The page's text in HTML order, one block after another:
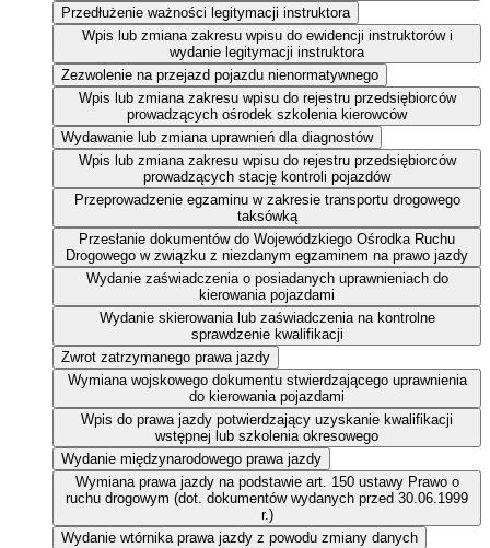
Przedłużenie ważności legitymacji instruktora
Wpis lub zmiana zakresu wpisu do ewidencji instruktorów i
wydanie legitymacji instruktora
Zezwolenie na przejazd pojazdu nienormatywnego
Wpis lub zmiana zakresu wpisu do rejestru przedsiębiorców
prowadzących ośrodek szkolenia kierowców
Wydawanie lub zmiana uprawnień dla diagnostów
Wpis lub zmiana zakresu wpisu do rejestru przedsiębiorców
prowadzących stację kontroli pojazdów
Przeprowadzenie egzaminu w zakresie transportu drogowego
taksówką
Przesłanie dokumentów do Wojewódzkiego Ośrodka Ruchu
Drogowego w związku z niezdanym egzaminem na prawo jazdy
Wydanie zaświadczenia o posiadanych uprawnieniach do
kierowania pojazdami
Wydanie skierowania lub zaświadczenia na kontrolne
sprawdzenie kwalifikacji
Zwrot zatrzymanego prawa jazdy
Wymiana wojskowego dokumentu stwierdzającego uprawnienia
do kierowania pojazdami
Wpis do prawa jazdy potwierdzający uzyskanie kwalifikacji
wstępnej lub szkolenia okresowego
Wydanie międzynarodowego prawa jazdy
Wymiana prawa jazdy na podstawie art. 150 ustawy Prawo o
ruchu drogowym (dot. dokumentów wydanych przed 30.06.1999
r.)
Wydanie wtórnika prawa jazdy z powodu zmiany danych